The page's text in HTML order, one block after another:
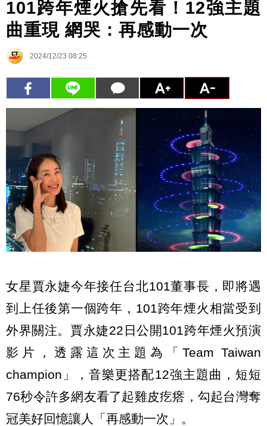
101跨年煙火搶先看！12強主題
曲重現 網哭：再感動一次
2024/12/23 08:25
女星賈永婕今年接任台北101董事長，即將遇
到上任後第一個跨年，101跨年煙火相當受到
外界關注。賈永婕22日公開101跨年煙火預演
影片，透露這次主題為「Team Taiwan
champion」，音樂更搭配12強主題曲，短短
76秒令許多網友看了起雞皮疙瘩，勾起台灣奪
冠美好回憶讓人「再感動一次」。